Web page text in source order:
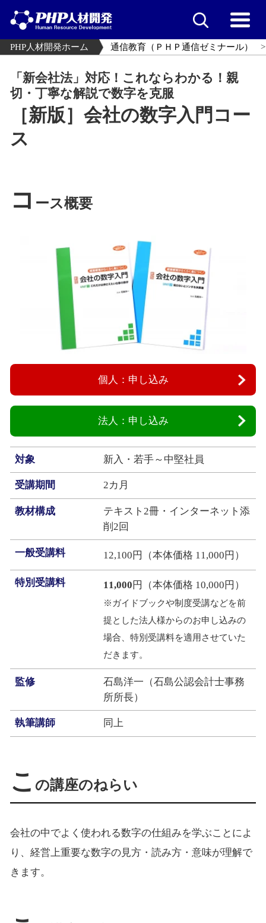
PHP人材開発ホーム 通信教育（ＰＨＰ通信ゼミナール）
「新会社法」対応！これならわかる！親
切・丁寧な解説で数字を克服
［新版］会社の数字入門コー
ス
コ ース概要
個人：申し込み
法人：申し込み
対象 新入・若手～中堅社員
受講期間 2カ月
教材構成
テキスト2冊・インターネット添
削2回
一般受講料 12,100円（本体価格 11,000円）
特別受講料 11,000 円（本体価格 10,000円）
※ガイドブックや制度受講などを前
提とした法人様からのお申し込みの
場合、特別受講料を適用させていた
だきます。
監修
石島洋一（石島公認会計士事務
所所長）
執筆講師 同上
こ の講座のねらい
会社の中でよく使われる数字の仕組みを学ぶことによ
り、経営上重要な数字の見方・読み方・意味が理解で
きます。